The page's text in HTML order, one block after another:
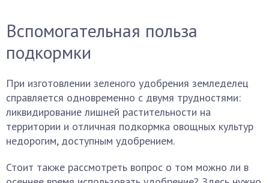
Вспомогательная польза
подкормки
При изготовлении зеленого удобрения земледелец
справляется одновременно с двумя трудностями:
ликвидирование лишней растительности на
территории и отличная подкормка овощных культур
недорогим, доступным удобрением.
Стоит также рассмотреть вопрос о том можно ли в